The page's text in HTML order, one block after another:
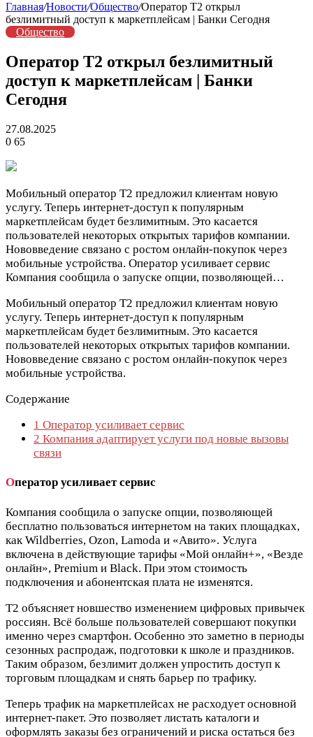
Главная/Новости/Общество/Оператор Т2 открыл
безлимитный доступ к маркетплейсам | Банки Сегодня
Общество
Оператор Т2 открыл безлимитный
доступ к маркетплейсам | Банки
Сегодня
27.08.2025
0 65
Мобильный оператор Т2 предложил клиентам новую
услугу. Теперь интернет-доступ к популярным
маркетплейсам будет безлимитным. Это касается
пользователей некоторых открытых тарифов компании.
Нововведение связано с ростом онлайн-покупок через
мобильные устройства. Оператор усиливает сервис
Компания сообщила о запуске опции, позволяющей…
Мобильный оператор Т2 предложил клиентам новую
услугу. Теперь интернет-доступ к популярным
маркетплейсам будет безлимитным. Это касается
пользователей некоторых открытых тарифов компании.
Нововведение связано с ростом онлайн-покупок через
мобильные устройства.
Содержание
1 Оператор усиливает сервис
2 Компания адаптирует услуги под новые вызовы
связи
Оператор усиливает сервис
Компания сообщила о запуске опции, позволяющей
бесплатно пользоваться интернетом на таких площадках,
как Wildberries, Ozon, Lamoda и «Авито». Услуга
включена в действующие тарифы «Мой онлайн+», «Везде
онлайн», Premium и Black. При этом стоимость
подключения и абонентская плата не изменятся.
Т2 объясняет новшество изменением цифровых привычек
россиян. Всё больше пользователей совершают покупки
именно через смартфон. Особенно это заметно в периоды
сезонных распродаж, подготовки к школе и праздников.
Таким образом, безлимит должен упростить доступ к
торговым площадкам и снять барьер по трафику.
Теперь трафик на маркетплейсах не расходует основной
интернет-пакет. Это позволяет листать каталоги и
оформлять заказы без ограничений и риска остаться без